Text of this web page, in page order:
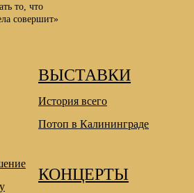
то, что
совершит»
ВЫСТАВКИ
История всего
Потоп в Калининграде
КОНЦЕРТЫ